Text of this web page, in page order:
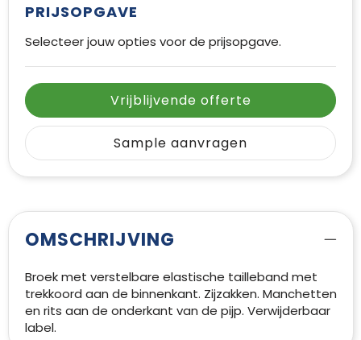
PRIJSOPGAVE
Selecteer jouw opties voor de prijsopgave.
Vrijblijvende offerte
Sample aanvragen
OMSCHRIJVING
Broek met verstelbare elastische tailleband met
trekkoord aan de binnenkant. Zijzakken. Manchetten
en rits aan de onderkant van de pijp. Verwijderbaar
label.